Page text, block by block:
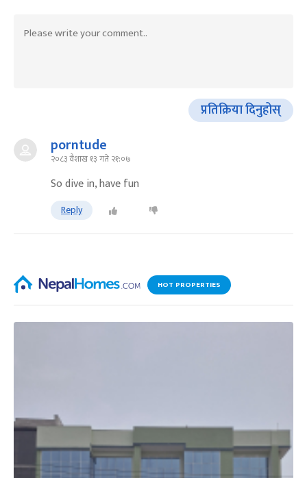
प्रतिक्रिया दिनुहोस्
porntude
२०८३ वैशाख १३ गते २१:०७
So dive in, have fun
Reply
HOT PROPERTIES